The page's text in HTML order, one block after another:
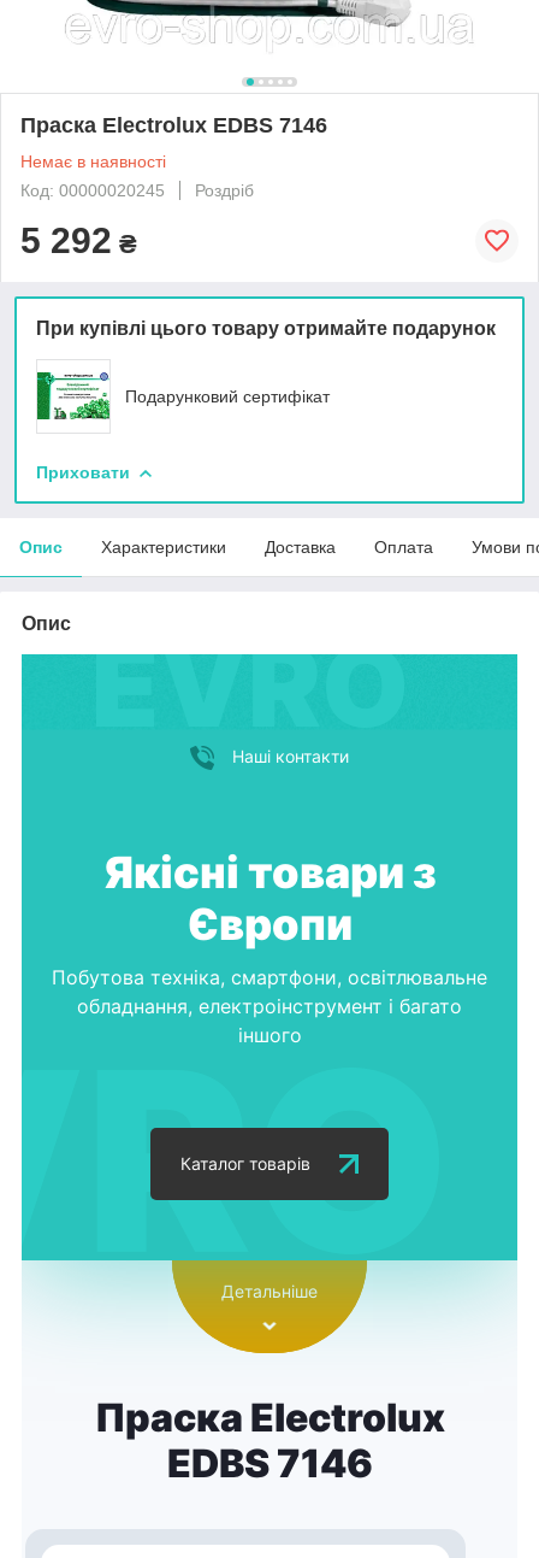
Праска Electrolux EDBS 7146
Немає в наявності
Код: 00000020245
Роздріб
5 292 ₴
При купівлі цього товару отримайте подарунок
Подарунковий сертифікат
Приховати
Опис Характеристики Доставка Оплата Умови
Опис
Наші контакти
Якісні товари з
Європи
Побутова техніка, смартфони, освітлювальне
обладнання, електроінструмент і багато
іншого
Каталог товарів
Детальніше
Праска Electrolux
EDBS 7146